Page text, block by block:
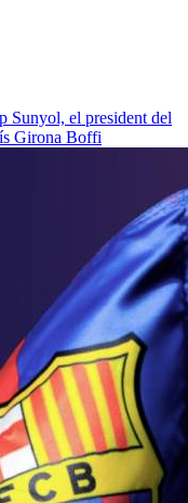
Sunyol, el president del
Girona Boffi